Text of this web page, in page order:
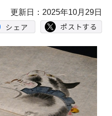
更新日：2025年10月29日